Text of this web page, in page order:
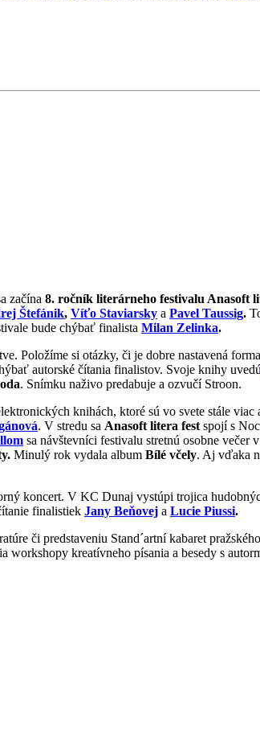
začína 8. ročník literárneho festivalu Anasoft
Štefánik, Víťo Staviarsky a Pavel Taussig.
bude chýbať finalista Milan Zelinka.
Položíme si otázky, či je dobre nastavená
autorské čítania finalistov. Svoje knihy uvedú
. Snímku naživo predabuje a ozvučí Stroon.
knihách, ktoré sú vo svete stále
. V stredu sa Anasoft litera fest spojí s
sa návštevníci festivalu stretnú osobne
Minulý rok vydala album Bílé včely. Aj vďaka
koncert. V KC Dunaj vystúpi trojica
finalistiek Jany Beňovej a Lucie Piussi.
či predstaveniu Stand´artní kabaret
kreatívneho písania a besedy s